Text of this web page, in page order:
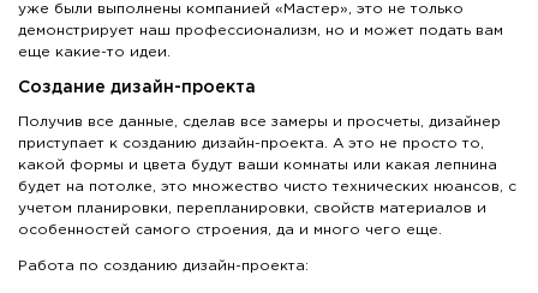
уже были выполнены компанией «Мастер», это не только
демонстрирует наш профессионализм, но и может подать вам
еще какие-то идеи.
Создание дизайн-проекта
Получив все данные, сделав все замеры и просчеты, дизайнер
приступает к созданию дизайн-проекта. А это не просто то,
какой формы и цвета будут ваши комнаты или какая лепнина
будет на потолке, это множество чисто технических нюансов, с
учетом планировки, перепланировки, свойств материалов и
особенностей самого строения, да и много чего еще.
Работа по созданию дизайн-проекта: